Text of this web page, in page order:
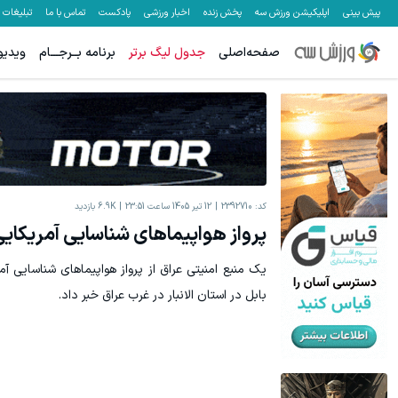
پیش بینی اپلیکیشن ورزش سه پخش زنده اخبار ورزشی پادکست تماس با ما تبلیغات
صفحه‌اصلی جدول لیگ برتر برنامه بــرجـــام
کد: 2392710 12 تیر 1405 ساعت 23:51 6.9K بازدید
پرواز هواپیماهای شناسایی
یک منبع امنیتی عراق از پرواز هواپیماهای شناسایی
بابل در استان الانبار در غرب عراق خبر داد.
جای این پک تقویت موی جلبک توی حمومت خالیه!45%تخفیف
خرید محصول
بازدید